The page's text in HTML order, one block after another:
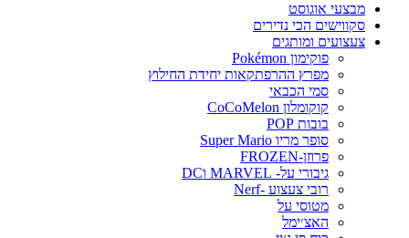
מבצעי אוגוסט
סקווישים הכי נדירים
צעצועים ומותגים
פוקימון Pokémon
מפרץ ההרפתקאות יחידת החילוץ
סמי הכבאי
קוקומלון CoCoMelon
בובות POP
סופר מריו Super Mario
פרוזן-FROZEN
גיבורי על- MARVEL וDC
רובי צעצוע -Nerf
מטוסי על
האצ׳ימל